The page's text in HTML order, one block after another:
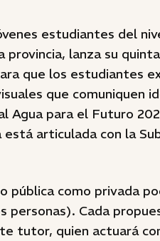
estudiantes del
lanza su
que los estudiantes
que comuniquen
Agua para el Futuro
articulada con la
pública como privada
personas). Cada
tutor, quien actuará